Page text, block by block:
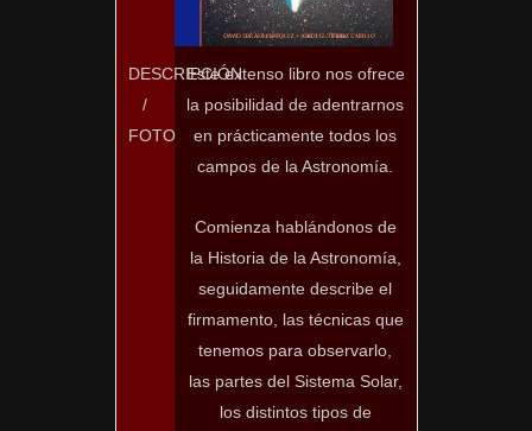
DESCRIPCIÓN
/
FOTO
Este extenso libro nos ofrece
la posibilidad de adentrarnos
en prácticamente todos los
campos de la Astronomía.
Comienza hablándonos de
la Historia de la Astronomía,
seguidamente describe el
firmamento, las técnicas que
tenemos para observarlo,
las partes del Sistema Solar,
los distintos tipos de